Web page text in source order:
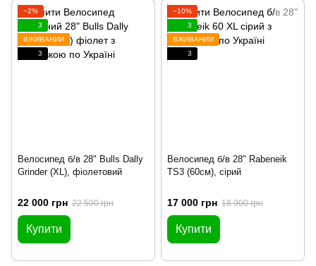
−2%
3
ВЖИВАНИЙ
3
Велосипед б/в 28" Bulls Dally
Grinder (XL), фіолетовий
22 000 грн 22 500 грн
Купити
−10%
3
ВЖИВАНИЙ
3
Велосипед б/в 28" Rabeneik
TS3 (60см), сірий
17 000 грн 18 900 грн
Купити